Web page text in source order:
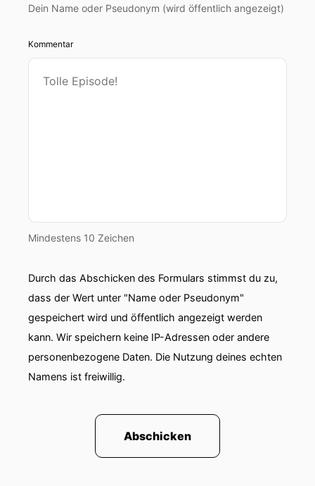
Dein Name oder Pseudonym (wird öffentlich angezeigt)
Kommentar
Mindestens 10 Zeichen
Durch das Abschicken des Formulars stimmst du zu,
dass der Wert unter "Name oder Pseudonym"
gespeichert wird und öffentlich angezeigt werden
kann. Wir speichern keine IP-Adressen oder andere
personenbezogene Daten. Die Nutzung deines echten
Namens ist freiwillig.
Abschicken